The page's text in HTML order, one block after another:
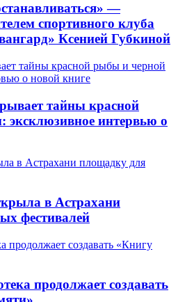
—
спортивного клуба
Ксенией Губкиной
тайны красной
интервью о
в Астрахани
фестивалей
продолжает создавать